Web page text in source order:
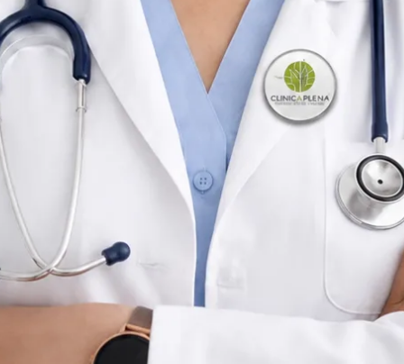
Médica de Clínica Geral Portugal
Portuguese
Registado em Portugal
Consulta online disponível
Perfil verificado
Escolher horário com Nádia
Verificar registo
Médica de Clínica Geral
Consultas de clínica geral